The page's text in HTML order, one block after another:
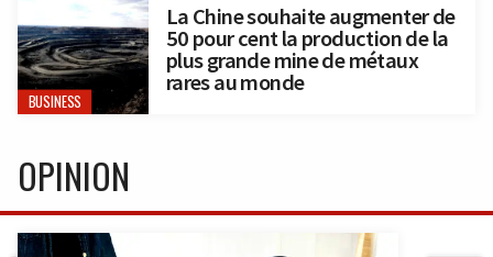
BUSINESS
La Chine souhaite augmenter de
50 pour cent la production de la
plus grande mine de métaux
rares au monde
OPINION